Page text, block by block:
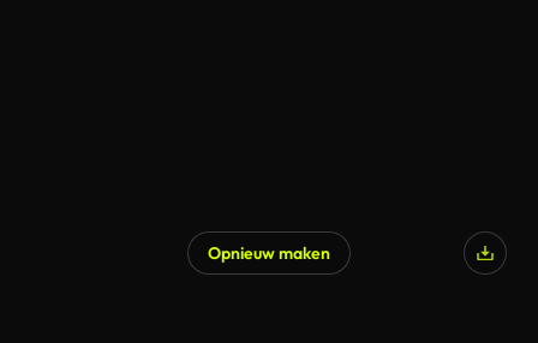
Opnieuw maken